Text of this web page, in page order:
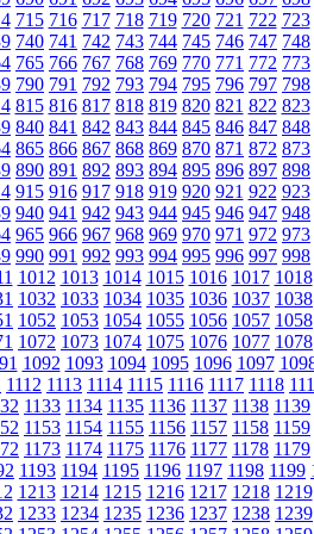
715 716 717 718 719 720 721 722 723
740 741 742 743 744 745 746 747 748
765 766 767 768 769 770 771 772 773
790 791 792 793 794 795 796 797 798
815 816 817 818 819 820 821 822 823
840 841 842 843 844 845 846 847 848
865 866 867 868 869 870 871 872 873
890 891 892 893 894 895 896 897 898
915 916 917 918 919 920 921 922 923
940 941 942 943 944 945 946 947 948
965 966 967 968 969 970 971 972 973
990 991 992 993 994 995 996 997 998
1012 1013 1014 1015 1016 1017 1018
1032 1033 1034 1035 1036 1037 1038
1052 1053 1054 1055 1056 1057 1058
1072 1073 1074 1075 1076 1077 1078
1092 1093 1094 1095 1096 1097
1112 1113 1114 1115 1116 1117 1118
1133 1134 1135 1136 1137 1138 1139
1153 1154 1155 1156 1157 1158 1159
1173 1174 1175 1176 1177 1178 1179
1193 1194 1195 1196 1197 1198 1199
1213 1214 1215 1216 1217 1218 1219
1233 1234 1235 1236 1237 1238 1239